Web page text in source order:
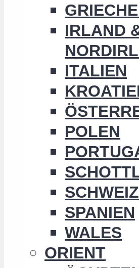
IRLAND
ITALIEN
POLEN
SCHWEIZ
SPANIEN
WALES
ORIENT